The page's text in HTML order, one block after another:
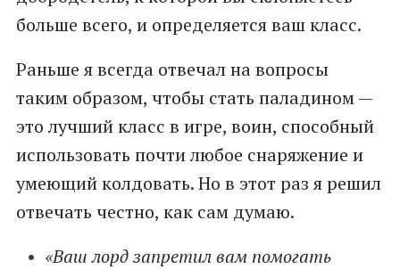
больше всего, и определяется ваш класс.
Раньше я всегда отвечал на вопросы
таким образом, чтобы стать паладином —
это лучший класс в игре, воин, способный
использовать почти любое снаряжение и
умеющий колдовать. Но в этот раз я решил
отвечать честно, как сам думаю.
«Ваш лорд запретил вам помогать